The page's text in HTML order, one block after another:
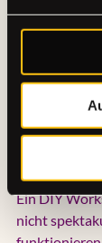
probieren
möglich -
dazu passt.
Was
Auswahl
Ein DIY
nicht